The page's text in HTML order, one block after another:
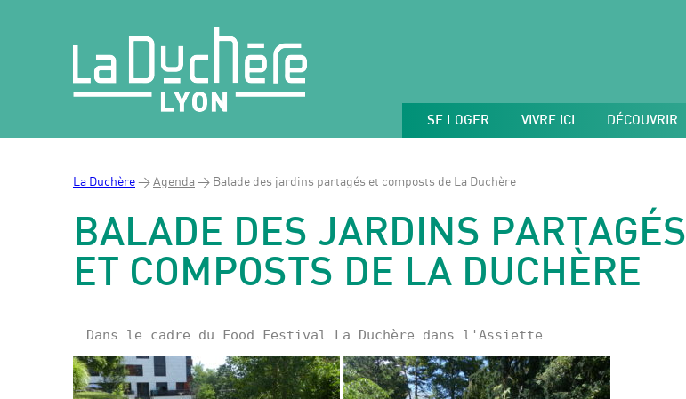
SE LOGER VIVRE ICI DÉCOUVRIR
La Duchère>Agenda > Balade des jardins partagés et composts de La Duchère
BALADE DES JARDINS PARTAGÉS
ET COMPOSTS DE LA DUCHÈRE
Dans le cadre du Food Festival La Duchère dans l'Assiette